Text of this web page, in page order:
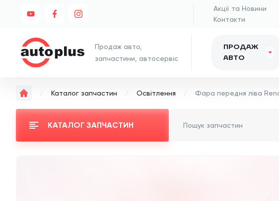
Акції та Новини
Контакти
Продаж авто,
запчастини, автосервіс
ПРОДАЖ
АВТО
Каталог запчастин Освітлення
КАТАЛОГ ЗАПЧАСТИН